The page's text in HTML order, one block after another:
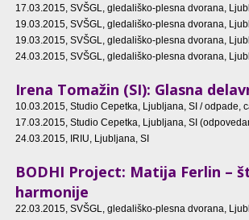
17.03.2015, SVŠGL, gledališko-plesna dvorana,
19.03.2015, SVŠGL, gledališko-plesna dvorana,
19.03.2015, SVŠGL, gledališko-plesna dvorana,
24.03.2015, SVŠGL, gledališko-plesna dvorana,
Irena Tomažin (SI): Glasna
10.03.2015, Studio Cepetka, Ljubljana, SI / odpade,
17.03.2015, Studio Cepetka, Ljubljana, SI
24.03.2015, IRIU, Ljubljana, SI
BODHI Project: Matija Ferlin –
harmonije
22.03.2015, SVŠGL, gledališko-plesna dvorana,